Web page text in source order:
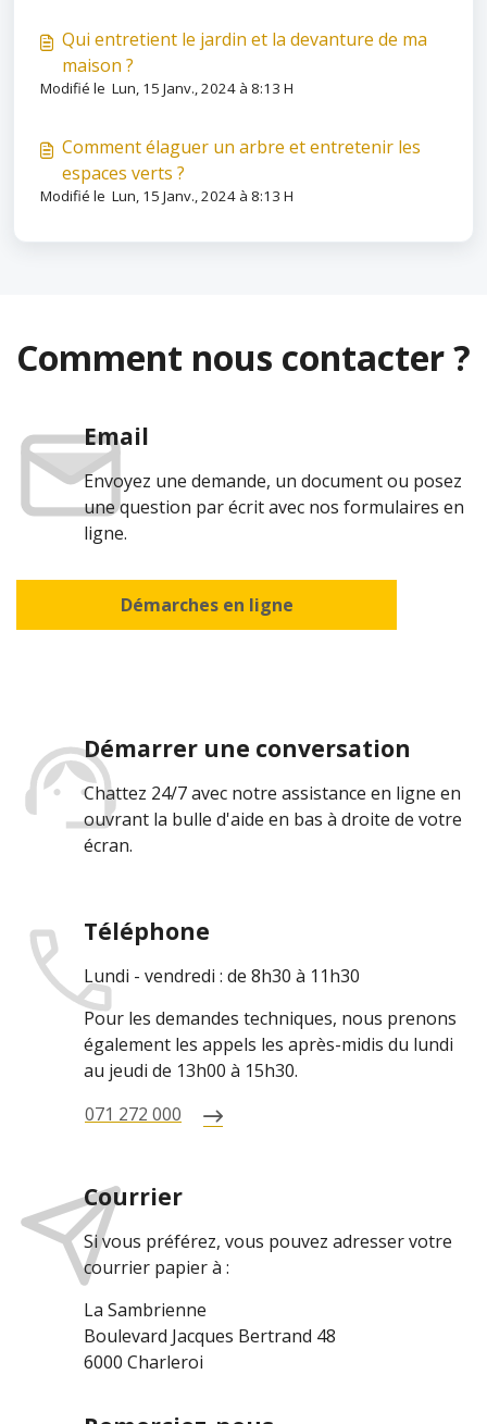
Qui entretient le jardin et la devanture de ma
maison ?
Modifié le Lun, 15 Janv., 2024 à 8:13 H
Comment élaguer un arbre et entretenir les
espaces verts ?
Modifié le Lun, 15 Janv., 2024 à 8:13 H